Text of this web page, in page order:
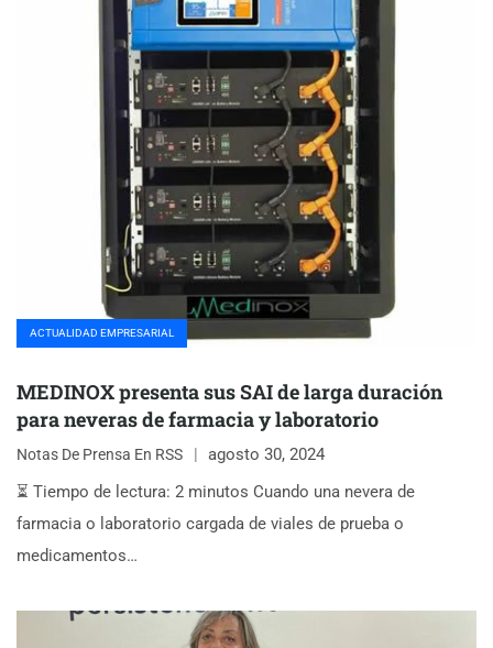
ACTUALIDAD EMPRESARIAL
MEDINOX presenta sus SAI de larga duración
para neveras de farmacia y laboratorio
Notas De Prensa En RSS
agosto 30, 2024
⏳ Tiempo de lectura: 2 minutos Cuando una nevera de
farmacia o laboratorio cargada de viales de prueba o
medicamentos…